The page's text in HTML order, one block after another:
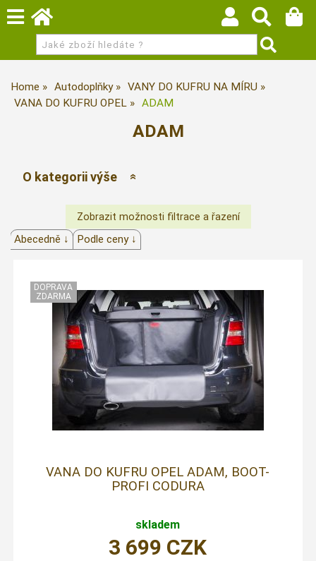
Home Autodoplňky
VANY DO KUFRU NA MÍRU
VANA DO KUFRU OPEL
ADAM
ADAM
O kategorii výše
Abecedně ↓ Podle ceny ↓
VANA DO KUFRU OPEL ADAM, BOOT-
PROFI CODURA
skladem
3 699 CZK